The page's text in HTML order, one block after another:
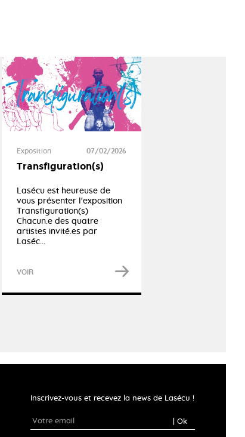
Exposition 07/02/2026
Transfiguration(s)
Lasécu est heureuse de
vous présenter l'exposition
Transfiguration(s)
Chacun.e des quatre
artistes invité.es par
Laséc...
VOIR
Inscrivez-vous et recevez la news de Lasécu !
| Ok